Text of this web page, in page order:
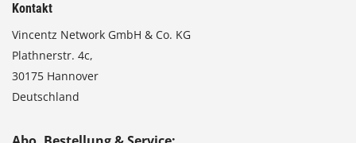
Kontakt
Vincentz Network GmbH & Co. KG
Plathnerstr. 4c,
30175 Hannover
Deutschland